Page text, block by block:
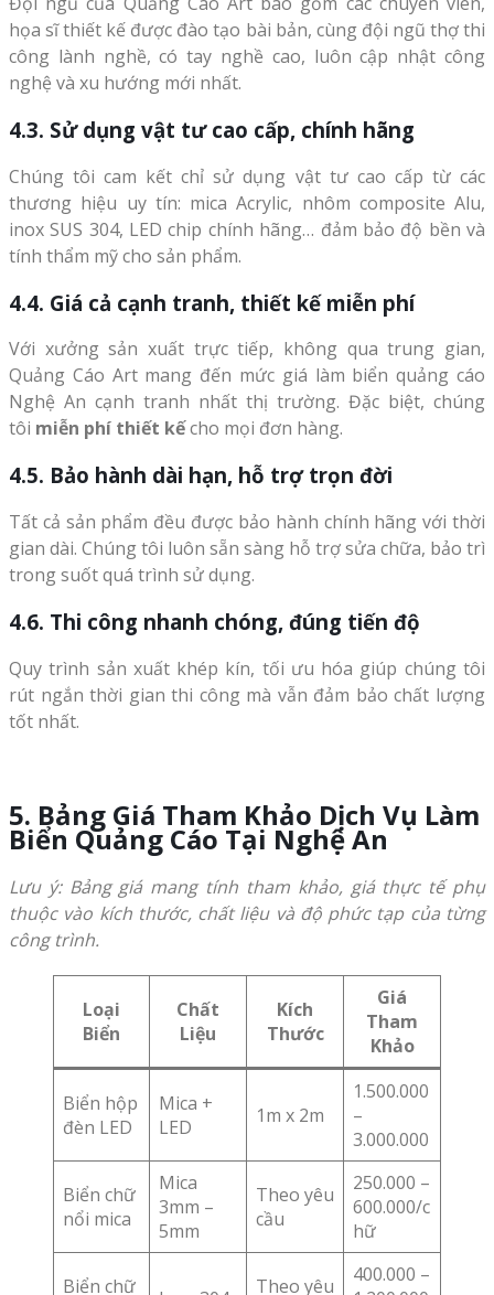
họa sĩ thiết kế được đào tạo bài bản, cùng đội ngũ thợ thi
công lành nghề, có tay nghề cao, luôn cập nhật công
nghệ và xu hướng mới nhất.
4.3. Sử dụng vật tư cao cấp, chính hãng
Chúng tôi cam kết chỉ sử dụng vật tư cao cấp từ các
thương hiệu uy tín: mica Acrylic, nhôm composite Alu,
inox SUS 304, LED chip chính hãng… đảm bảo độ bền và
tính thẩm mỹ cho sản phẩm.
4.4. Giá cả cạnh tranh, thiết kế miễn phí
Với xưởng sản xuất trực tiếp, không qua trung gian,
Quảng Cáo Art mang đến mức giá làm biển quảng cáo
Nghệ An cạnh tranh nhất thị trường. Đặc biệt, chúng
tôi miễn phí thiết kếcho mọi đơn hàng.
4.5. Bảo hành dài hạn, hỗ trợ trọn đời
Tất cả sản phẩm đều được bảo hành chính hãng với thời
gian dài. Chúng tôi luôn sẵn sàng hỗ trợ sửa chữa, bảo trì
trong suốt quá trình sử dụng.
4.6. Thi công nhanh chóng, đúng tiến độ
Quy trình sản xuất khép kín, tối ưu hóa giúp chúng tôi
rút ngắn thời gian thi công mà vẫn đảm bảo chất lượng
tốt nhất.
5. Bảng Giá Tham Khảo Dịch Vụ Làm
Biển Quảng Cáo Tại Nghệ An
Lưu ý: Bảng giá mang tính tham khảo, giá thực tế phụ
thuộc vào kích thước, chất liệu và độ phức tạp của từng
công trình.
Loại
Biển
Chất
Liệu
Kích
Thước
Giá
Tham
Khảo
Biển hộp
đèn LED
Mica +
LED
1m x 2m
1.500.000
–
3.000.000
Biển chữ
nổi mica
Mica
3mm –
5mm
Theo yêu
cầu
250.000 –
600.000/c
hữ
Biển chữ Theo yêu
400.000 –